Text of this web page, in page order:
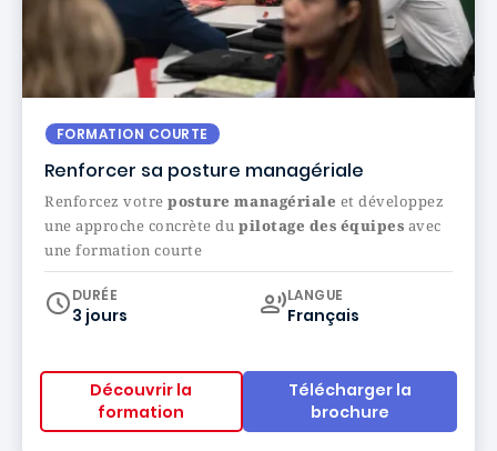
FORMATION COURTE
Renforcer sa posture managériale
Renforcez votreposture managériale et développez
une approche concrète du pilotage des équipes avec
une formation courte
DURÉE
3 jours
Curriculum
LANGUE
Français
Découvrir la
formation
Télécharger la
brochure